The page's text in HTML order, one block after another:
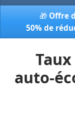
🎁 Offre
50% de
auto-